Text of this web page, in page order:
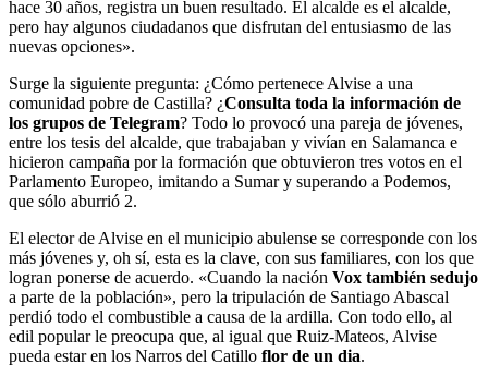
hace 30 años, registra un buen resultado. El alcalde es el alcalde,
pero hay algunos ciudadanos que disfrutan del entusiasmo de las
nuevas opciones».
Surge la siguiente pregunta: ¿Cómo pertenece Alvise a una
comunidad pobre de Castilla? ¿Consulta toda la información de
los grupos de Telegram? Todo lo provocó una pareja de jóvenes,
entre los tesis del alcalde, que trabajaban y vivían en Salamanca e
hicieron campaña por la formación que obtuvieron tres votos en el
Parlamento Europeo, imitando a Sumar y superando a Podemos,
que sólo aburrió 2.
El elector de Alvise en el municipio abulense se corresponde con los
más jóvenes y, oh sí, esta es la clave, con sus familiares, con los que
logran ponerse de acuerdo. «Cuando la nación Vox también sedujo
a parte de la población», pero la tripulación de Santiago Abascal
perdió todo el combustible a causa de la ardilla. Con todo ello, al
edil popular le preocupa que, al igual que Ruiz-Mateos, Alvise
pueda estar en los Narros del Catillo flor de un dia.